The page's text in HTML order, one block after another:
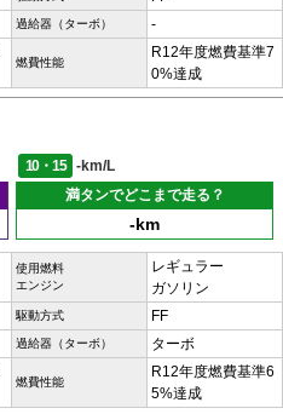
過給器（ターボ） -
燃費性能
R12年度燃費基準7
0%達成
10・15
-km/L
満タンでどこまで走る？
-km
使用燃料
エンジン
レギュラー
ガソリン
駆動方式 FF
過給器（ターボ） ターボ
燃費性能
R12年度燃費基準6
5%達成